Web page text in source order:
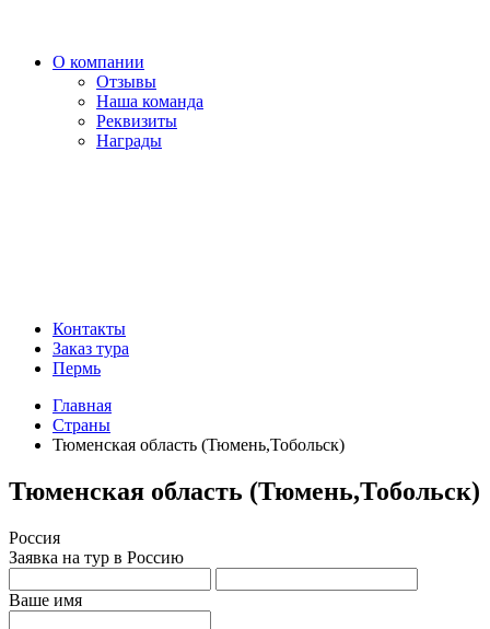
О компании
Отзывы
Наша команда
Реквизиты
Награды
Контакты
Заказ тура
Пермь
Главная
Страны
Тюменская область (Тюмень,Тобольск)
Тюменская область (Тюмень,Тобольск)
Россия
Заявка на тур в Россию
Ваше имя